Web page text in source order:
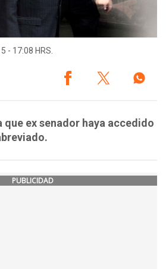
- 17:08 HRS.
que ex senador haya accedido
PUBLICIDAD